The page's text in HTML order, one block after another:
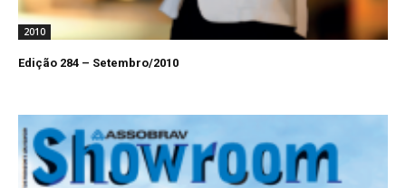
2010
Edição 284 – Setembro/2010